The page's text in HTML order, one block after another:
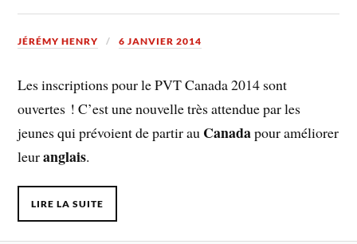
JÉRÉMY HENRY 6 JANVIER 2014
Les inscriptions pour le PVT Canada 2014 sont
ouvertes ! C’est une nouvelle très attendue par les
jeunes qui prévoient de partir au Canadapour améliorer
leuranglais.
LIRE LA SUITE